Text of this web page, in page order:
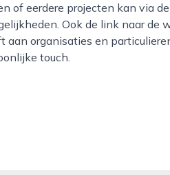
of eerdere projecten kan via
Ook de link naar de
organisaties en
touch.